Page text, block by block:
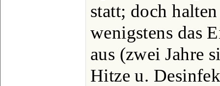
statt; doch
wenigstens das
aus (zwei Jahre
Hitze u.